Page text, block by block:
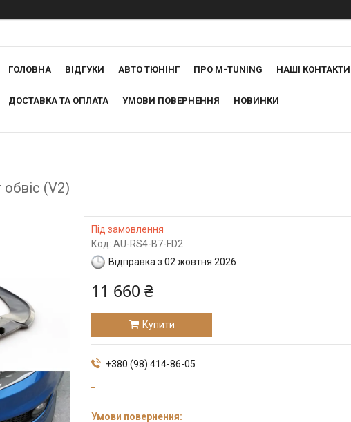
ГОЛОВНА ВІДГУКИ АВТО ТЮНІНГ ПРО M-TUNING НАШІ КОНТАКТИ
ДОСТАВКА ТА ОПЛАТА УМОВИ ПОВЕРНЕННЯ НОВИНКИ
(V2)
Під замовлення
Код: AU-RS4-B7-FD2
Відправка з 02 жовтня 2026
11 660 ₴
Купити
+380 (98) 414-86-05